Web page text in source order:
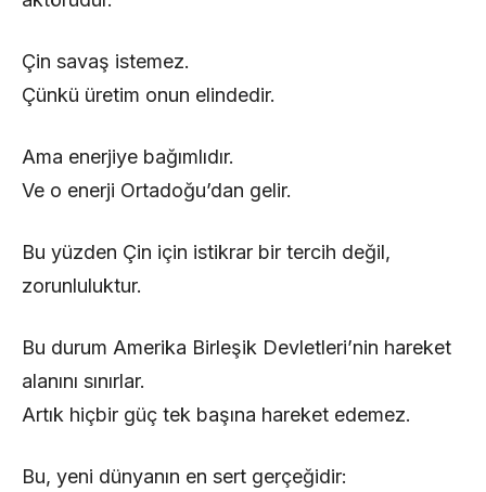
Çin savaş istemez.
Çünkü üretim onun elindedir.
Ama enerjiye bağımlıdır.
Ve o enerji Ortadoğu’dan gelir.
Bu yüzden Çin için istikrar bir tercih değil,
zorunluluktur.
Bu durum Amerika Birleşik Devletleri’nin hareket
alanını sınırlar.
Artık hiçbir güç tek başına hareket edemez.
Bu, yeni dünyanın en sert gerçeğidir: